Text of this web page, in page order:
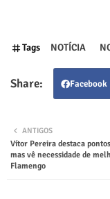
Tags NOTÍCIA
Facebook
ANTIGOS
Vítor Pereira destaca
mas vê necessidade de
Flamengo